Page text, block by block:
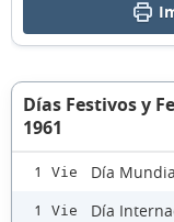
Días Festivos y
1961
1 Vie Día
1 Vie Día